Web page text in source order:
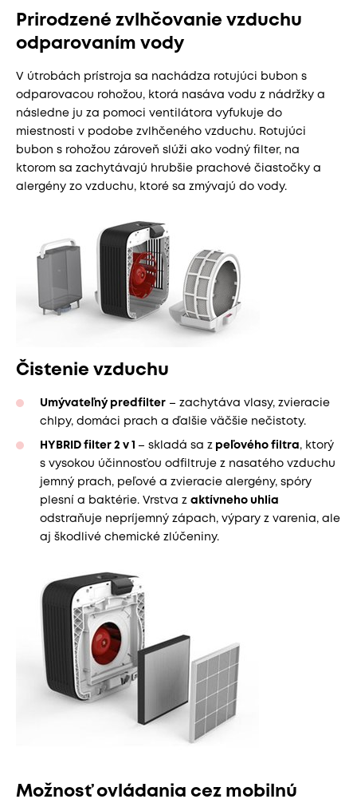
Prirodzené zvlhčovanie vzduchu
odparovaním vody
V útrobách prístroja sa nachádza rotujúci bubon s
odparovacou rohožou, ktorá nasáva vodu z nádržky a
následne ju za pomoci ventilátora vyfukuje do
miestnosti v podobe zvlhčeného vzduchu. Rotujúci
bubon s rohožou zároveň slúži ako vodný filter, na
ktorom sa zachytávajú hrubšie prachové čiastočky a
alergény zo vzduchu, ktoré sa zmývajú do vody.
Čistenie vzduchu
Umývateľný predfilter – zachytáva vlasy, zvieracie
chlpy, domáci prach a ďalšie väčšie nečistoty.
HYBRID filter 2 v 1 – skladá sa z peľového filtra , ktorý
s vysokou účinnosťou odfiltruje z nasatého vzduchu
jemný prach, peľové a zvieracie alergény, spóry
plesní a baktérie. Vrstva z aktívneho uhlia
odstraňuje nepríjemný zápach, výpary z varenia, ale
aj škodlivé chemické zlúčeniny.
Možnosť ovládania cez mobilnú